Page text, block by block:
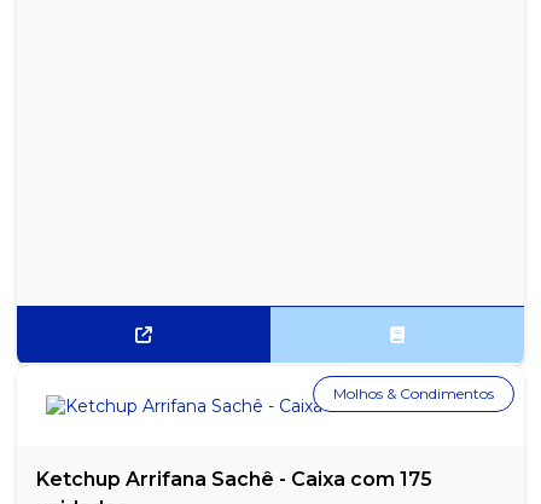
Ketchup Arrifana Sachê - Caixa com 175
Molhos & Condimentos